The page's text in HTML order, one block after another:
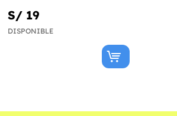
S/ 19
DISPONIBLE